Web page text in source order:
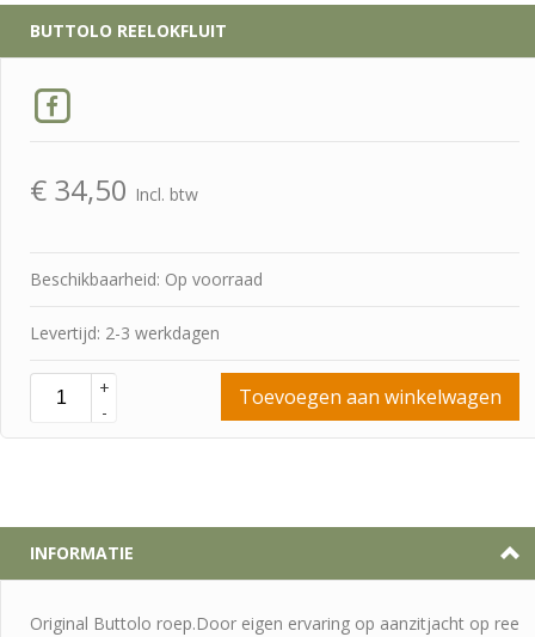
BUTTOLO REELOKFLUIT
€ 34,50 Incl. btw
Beschikbaarheid: Op voorraad
Levertijd: 2-3 werkdagen
+
-
Toevoegen aan winkelwagen
INFORMATIE
Original Buttolo roep.Door eigen ervaring op aanzitjacht op ree